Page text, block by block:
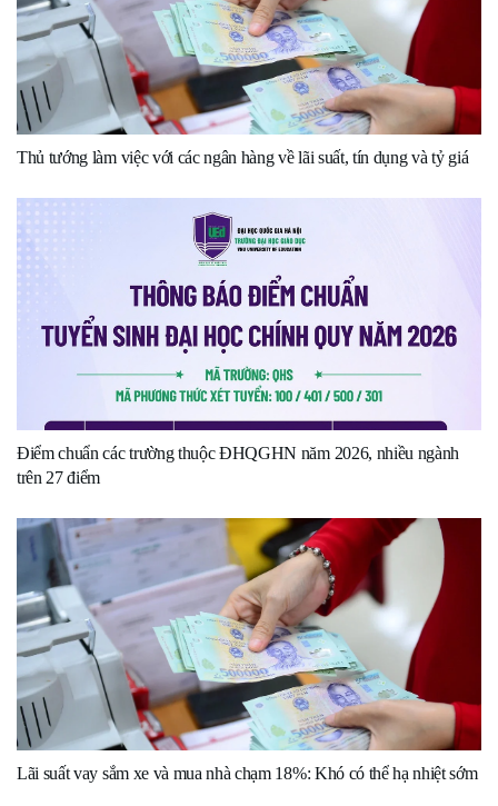
Thủ tướng làm việc với các ngân hàng về lãi suất, tín dụng và tỷ giá
Điểm chuẩn các trường thuộc ĐHQGHN năm 2026, nhiều ngành
trên 27 điểm
Lãi suất vay sắm xe và mua nhà chạm 18%: Khó có thể hạ nhiệt sớm